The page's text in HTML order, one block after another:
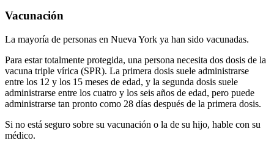
Vacunación
La mayoría de personas en Nueva York ya han sido vacunadas.
Para estar totalmente protegida, una persona necesita dos dosis de la
vacuna triple vírica (SPR). La primera dosis suele administrarse
entre los 12 y los 15 meses de edad, y la segunda dosis suele
administrarse entre los cuatro y los seis años de edad, pero puede
administrarse tan pronto como 28 días después de la primera dosis.
Si no está seguro sobre su vacunación o la de su hijo, hable con su
médico.